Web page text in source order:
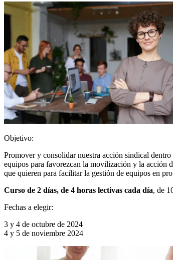
Objetivo:
Promover y consolidar nuestra acción sindical
equipos para favorezcan la movilización y la acción
que quieren para facilitar la gestión de equipos en
Curso de 2 días, de 4 horas lectivas cada día, de
Fechas a elegir:
3 y 4 de octubre de 2024
4 y 5 de noviembre 2024